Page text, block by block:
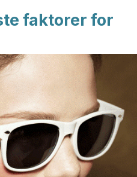
faktorer for